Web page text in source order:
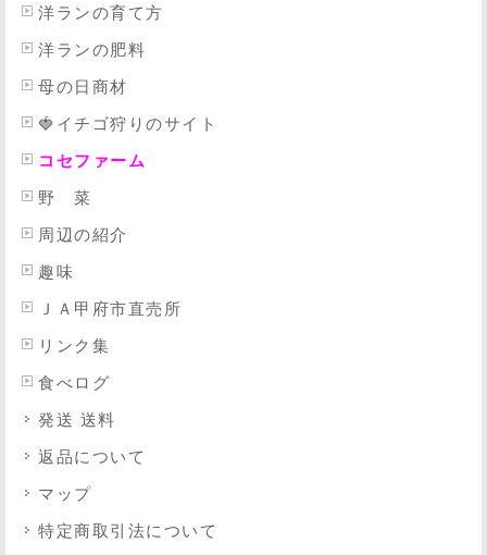
洋ランの育て方
洋ランの肥料
母の日商材
🍓イチゴ狩りのサイト
コセファーム
野 菜
周辺の紹介
趣味
ＪＡ甲府市直売所
リンク集
食べログ
発送 送料
返品について
マップ
特定商取引法について